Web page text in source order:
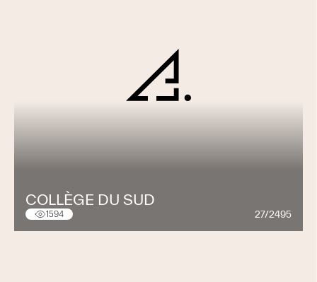
COLLÈGE DU SUD
1594 27/2495